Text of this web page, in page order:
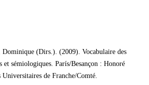
(Dirs.). (2009). Vocabulaire des
et sémiologiques. París/Besançon : Honoré
Universitaires de Franche/Comté.